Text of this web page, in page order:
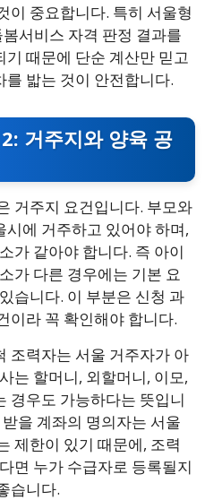
이 중요합니다. 특히 서울형
서비스 자격 판정 결과를
때문에 단순 계산만 믿고
밟는 것이 안전합니다.
거주지와 양육 공
거주지 요건입니다. 부모와
에 거주하고 있어야 하며,
가 같아야 합니다. 즉 아이
가 다른 경우에는 기본 요
습니다. 이 부분은 신청 과
이라 꼭 확인해야 합니다.
조력자는 서울 거주자가 아
는 할머니, 외할머니, 이모,
경우도 가능하다는 뜻입니
을 계좌의 명의자는 서울
제한이 있기 때문에, 조력
면 누가 수급자로 등록될지
습니다.